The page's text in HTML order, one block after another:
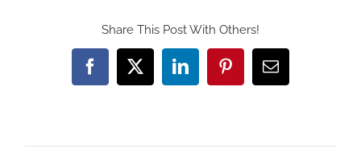
Share This Post With Others!
Facebook
X LinkedInPinterest
E-
post